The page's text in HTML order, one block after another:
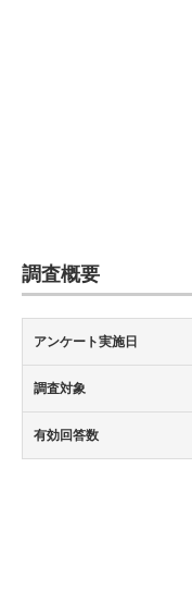
調査概要
アンケート実施日
調査対象
有効回答数